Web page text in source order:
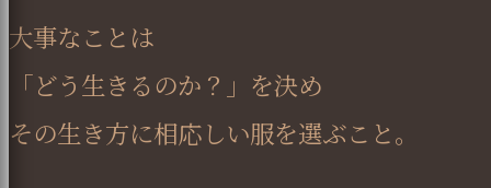
大事なことは
「どう生きるのか？」を決め
その生き方に相応しい服を選ぶこと。